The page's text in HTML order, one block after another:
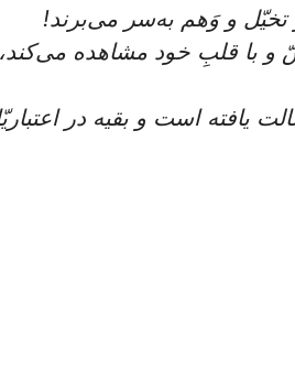
و وَهم به‌سر می‌برند!
با قلبِ خود مشاهده می‌کند،
یافته است و بقیه در